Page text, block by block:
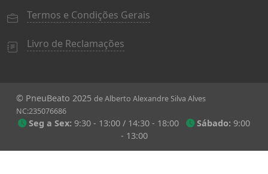
Termos e Condições Gerais
Livro de Reclamações
© PneuBeato 2025 de Alberto Alexandre Silva Alves
NC:235076686
Seg a Sex: 9:30 - 13:00 / 14:30 - 18:00 Sábado: 9:00
- 13:00